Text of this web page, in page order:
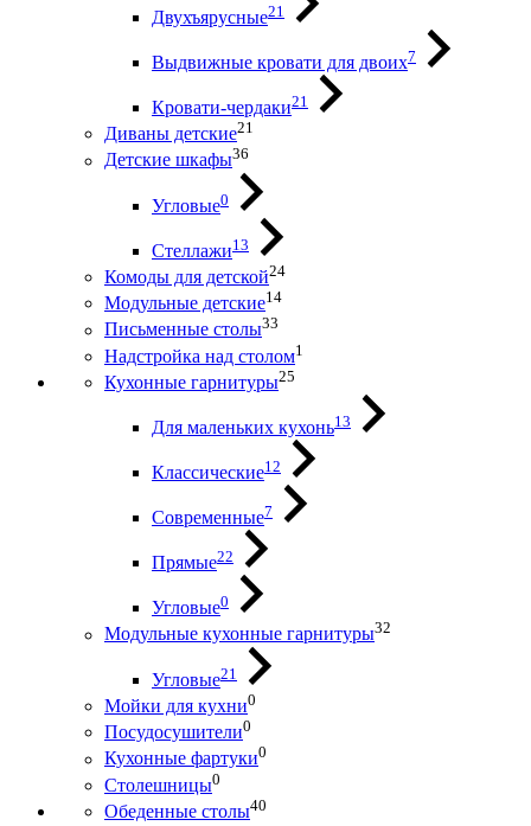
Двухъярусные21
Выдвижные кровати для двоих7
Кровати-чердаки21
Диваны детские21
Детские шкафы36
Угловые0
Стеллажи13
Комоды для детской24
Модульные детские14
Письменные столы33
Надстройка над столом1
Кухонные гарнитуры25
Для маленьких кухонь13
Классические12
Современные7
Прямые22
Угловые0
Модульные кухонные гарнитуры32
Угловые21
Мойки для кухни0
Посудосушители0
Кухонные фартуки0
Столешницы0
Обеденные столы40